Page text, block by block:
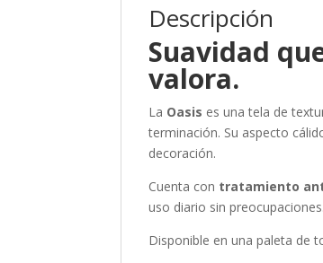
Descripción
Suavidad
valora.
La Oasis es una tela de
terminación. Su aspecto
decoración.
Cuenta con tratamiento
uso diario sin preocupaciones.
Disponible en una paleta de